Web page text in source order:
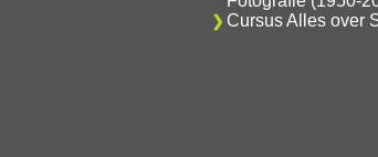
Cursus Alles over